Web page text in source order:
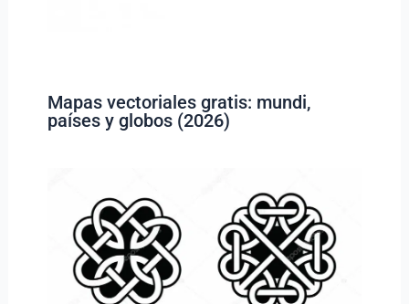
Mapas vectoriales gratis: mundi,
países y globos (2026)